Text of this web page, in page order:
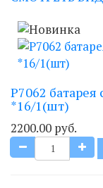
Р7062
*16/1(шт)
2200.00 руб.